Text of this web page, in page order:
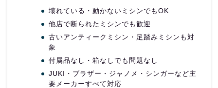
壊れている・動かないミシンでもOK
他店で断られたミシンでも歓迎
古いアンティークミシン・足踏みミシンも対
象
付属品なし・箱なしでも問題なし
JUKI・ブラザー・ジャノメ・シンガーなど主
要メーカーすべて対応